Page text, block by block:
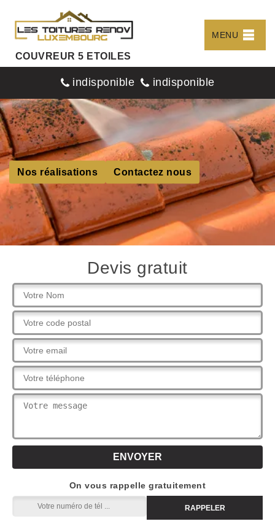
COUVREUR 5 ETOILES
MENU
indisponible indisponible
Nos réalisations Contactez nous
Devis gratuit
On vous rappelle gratuitement